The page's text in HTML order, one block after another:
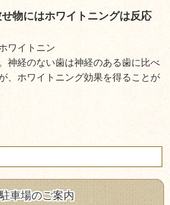
物にはホワイトニングは反応
ワイトニン
神経のない歯は神経のある歯に比べ
、ホワイトニング効果を得ることが
駐車場のご案内